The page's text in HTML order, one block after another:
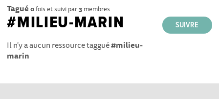
Tagué 0fois et suivi par3 membres
SUIVRE
#MILIEU-MARIN
Il n'y a aucun ressource taggué#milieu-
marin